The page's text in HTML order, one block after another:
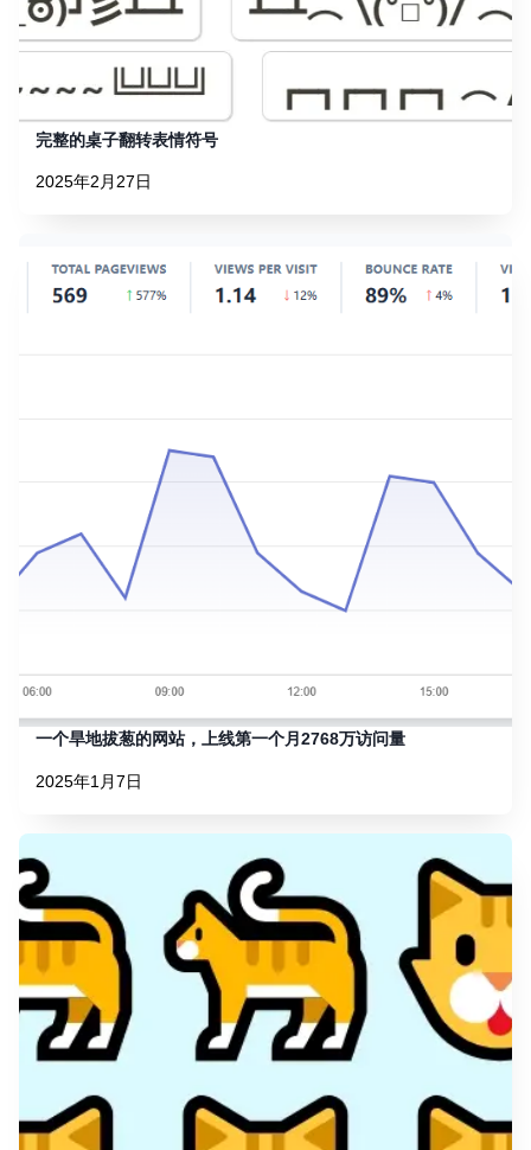
完整的桌子翻转表情符号
2025年2月27日
一个旱地拔葱的网站，上线第一个月2768万访问量
2025年1月7日